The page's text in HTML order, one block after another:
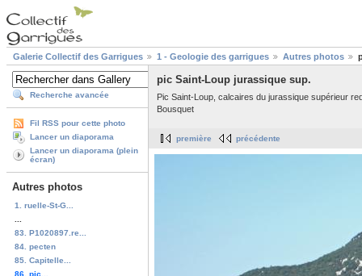
Galerie Collectif des Garrigues 1 - Geologie des garrigues Autres photos
Recherche avancée
Fil RSS pour cette photo
Lancer un diaporama
Lancer un diaporama (plein
écran)
Autres photos
1. ruelle-St-G...
83. P1020897.re...
84. pecten
85. Capitelle...
86. pic...
pic Saint-Loup jurassique sup.
Pic Saint-Loup, calcaires du jurassique supérieur
Bousquet
première précédente